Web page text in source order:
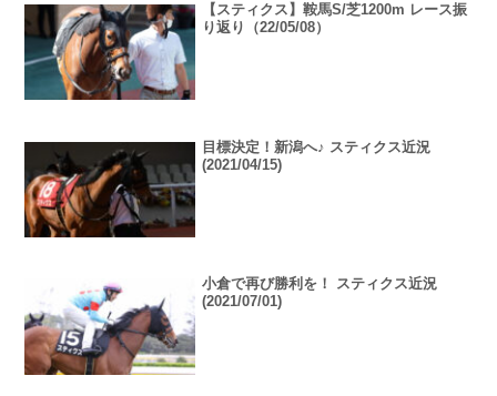
【スティクス】鞍馬S/芝1200m レース振
り返り（22/05/08）
目標決定！新潟へ♪ スティクス近況
(2021/04/15)
小倉で再び勝利を！ スティクス近況
(2021/07/01)